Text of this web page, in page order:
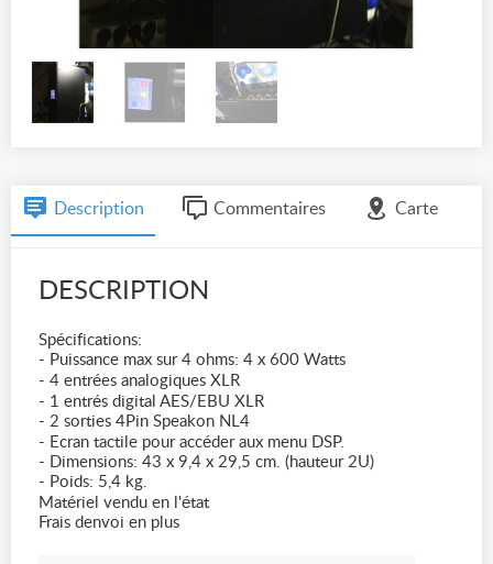
Description Commentaires Carte
DESCRIPTION
Spécifications:
- Puissance max sur 4 ohms: 4 x 600 Watts
- 4 entrées analogiques XLR
- 1 entrés digital AES/EBU XLR
- 2 sorties 4Pin Speakon NL4
- Ecran tactile pour accéder aux menu DSP.
- Dimensions: 43 x 9,4 x 29,5 cm. (hauteur 2U)
- Poids: 5,4 kg.
Matériel vendu en l'état
Frais denvoi en plus